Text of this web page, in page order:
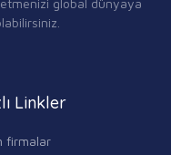
global dünyaya
Linkler
firmalar